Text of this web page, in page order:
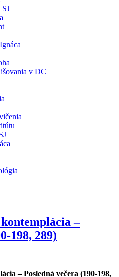
SJ
v DC
–
198, 289)
– Posledná večera (190-198,